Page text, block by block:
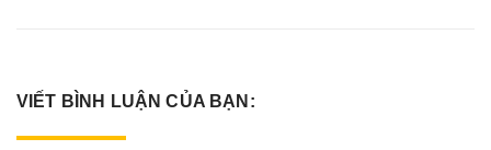
VIẾT BÌNH LUẬN CỦA BẠN: